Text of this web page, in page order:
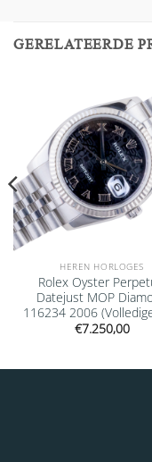
GERELATEERDE
HEREN HORLOGES
Rolex Oyster
Datejust MOP
116234 2006
€7.250,00